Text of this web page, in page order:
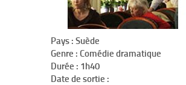
Pays : Suède
Genre : Comédie dramatique
Durée : 1h40
Date de sortie :